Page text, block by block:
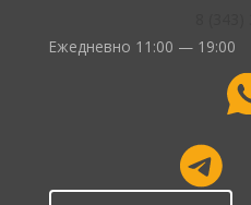
Ежедневно 11:00 — 19:00